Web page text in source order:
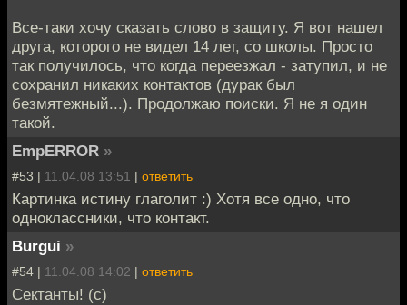
Все-таки хочу сказать слово в защиту. Я вот нашел
друга, которого не видел 14 лет, со школы. Просто
так получилось, что когда переезжал - затупил, и не
сохранил никаких контактов (дурак был
безмятежный...). Продолжаю поиски. Я не я один
такой.
EmpERROR »
#53 | 11.04.08 13:51 | ответить
Картинка истину глаголит :) Хотя все одно, что
одноклассники, что контакт.
Burgui »
#54 | 11.04.08 14:02 | ответить
Сектанты! (с)